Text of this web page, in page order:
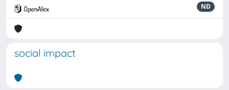
ND
social impact